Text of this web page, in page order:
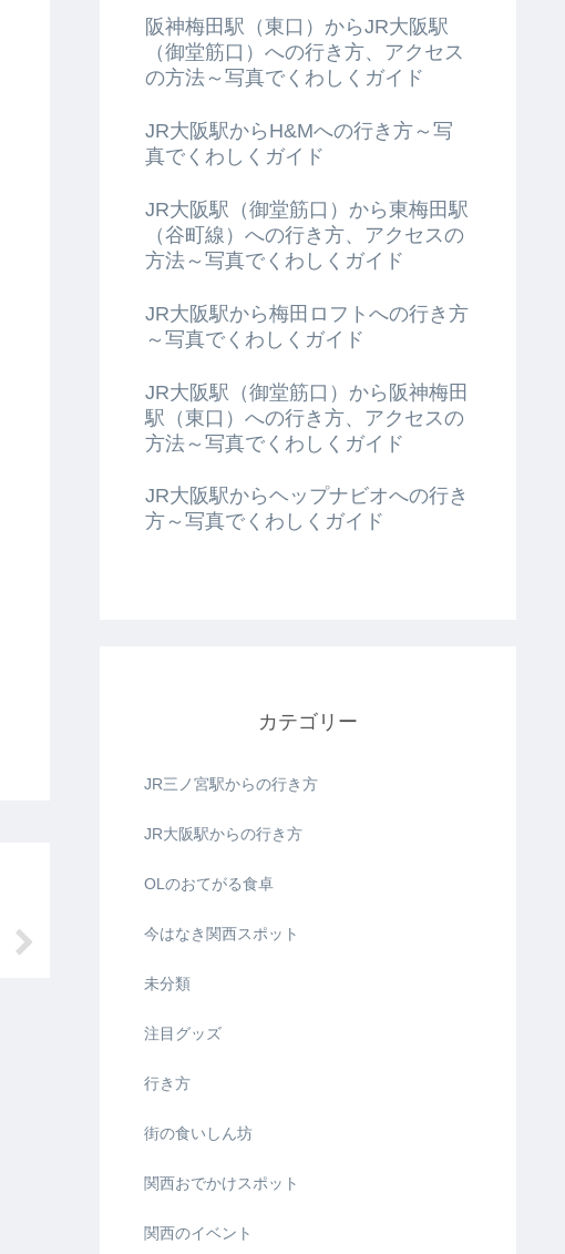
阪神梅田駅（東口）からJR大阪駅
（御堂筋口）への行き方、アクセス
の方法～写真でくわしくガイド
JR大阪駅からH&Mへの行き方～写
真でくわしくガイド
JR大阪駅（御堂筋口）から東梅田駅
（谷町線）への行き方、アクセスの
方法～写真でくわしくガイド
JR大阪駅から梅田ロフトへの行き方
～写真でくわしくガイド
JR大阪駅（御堂筋口）から阪神梅田
駅（東口）への行き方、アクセスの
方法～写真でくわしくガイド
JR大阪駅からヘップナビオへの行き
方～写真でくわしくガイド
カテゴリー
JR三ノ宮駅からの行き方
JR大阪駅からの行き方
OLのおてがる食卓
今はなき関西スポット
未分類
注目グッズ
行き方
街の食いしん坊
関西おでかけスポット
関西のイベント